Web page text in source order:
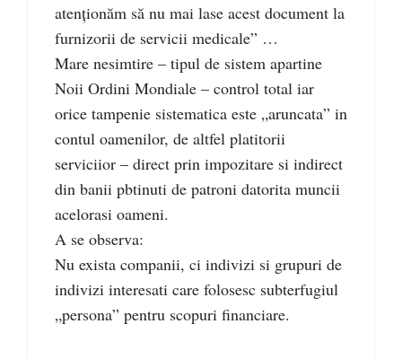
atenţionăm să nu mai lase acest document la
furnizorii de servicii medicale” …
Mare nesimtire – tipul de sistem apartine
Noii Ordini Mondiale – control total iar
orice tampenie sistematica este „aruncata” in
contul oamenilor, de altfel platitorii
serviciior – direct prin impozitare si indirect
din banii pbtinuti de patroni datorita muncii
acelorasi oameni.
A se observa:
Nu exista companii, ci indivizi si grupuri de
indivizi interesati care folosesc subterfugiul
„persona” pentru scopuri financiare.